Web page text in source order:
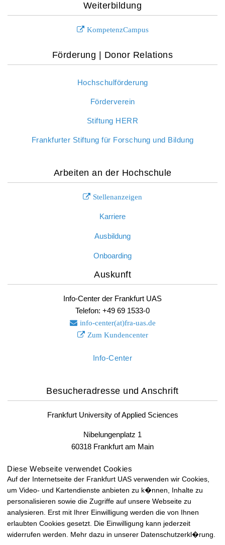
Weiterbildung
KompetenzCampus
Förderung | Donor Relations
Hochschulförderung
Förderverein
Stiftung HERR
Frankfurter Stiftung für Forschung und Bildung
Arbeiten an der Hochschule
Stellenanzeigen
Karriere
Ausbildung
Onboarding
Auskunft
Info-Center der Frankfurt UAS
Telefon: +49 69 1533-0
info-center(at)fra-uas. de
Zum Kundencenter
Info-Center
Besucheradresse und Anschrift
Frankfurt University of Applied Sciences
Nibelungenplatz 1
60318 Frankfurt am Main
Fax: +49 69 1533-2400
Lageplan und Anfahrt
Lageplan und Anfahrt
Diese Webseite verwendet Cookies
Auf der Internetseite der Frankfurt UAS verwenden wir Cookies,
um Video- und Kartendienste anbieten zu k�nnen, Inhalte zu
personalisieren sowie die Zugriffe auf unsere Webseite zu
analysieren. Erst mit Ihrer Einwilligung werden die von Ihnen
erlaubten Cookies gesetzt. Die Einwilligung kann jederzeit
widerrufen werden. Mehr dazu in unserer Datenschutzerkl�rung.